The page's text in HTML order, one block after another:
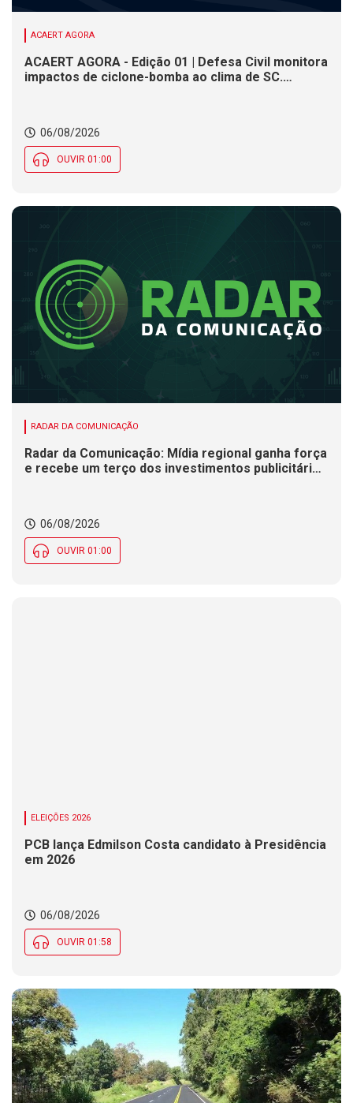
ACAERT AGORA
ACAERT AGORA - Edição 01 | Defesa Civil monitora
impactos de ciclone-bomba ao clima de SC.
seletivo nesta quinta (6)
06/08/2026
OUVIR 01:00
RADAR DA COMUNICAÇÃO
Radar da Comunicação: Mídia regional ganha força
e recebe um terço dos investimentos publicitários
06/08/2026
OUVIR 01:00
ELEIÇÕES 2026
PCB lança Edmilson Costa candidato à Presidência
em 2026
06/08/2026
OUVIR 01:58